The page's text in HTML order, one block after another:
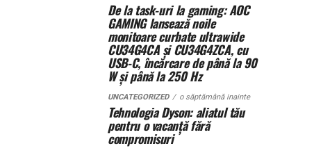
De la task-uri la gaming: AOC
GAMING lansează noile
monitoare curbate ultrawide
CU34G4CA și CU34G4ZCA, cu
USB-C, încărcare de până la 90
W și până la 250 Hz
UNCATEGORIZED o săptămână inainte
Tehnologia Dyson: aliatul tău
pentru o vacanță fără
compromisuri